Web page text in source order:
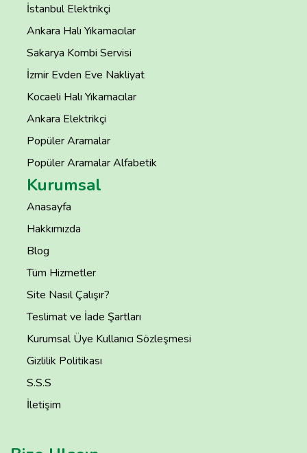
İstanbul Elektrikçi
Ankara Halı Yıkamacılar
Sakarya Kombi Servisi
İzmir Evden Eve Nakliyat
Kocaeli Halı Yıkamacılar
Ankara Elektrikçi
Popüler Aramalar
Popüler Aramalar Alfabetik
Kurumsal
Anasayfa
Hakkımızda
Blog
Tüm Hizmetler
Site Nasıl Çalışır?
Teslimat ve İade Şartları
Kurumsal Üye Kullanıcı Sözleşmesi
Gizlilik Politikası
S.S.S
İletişim